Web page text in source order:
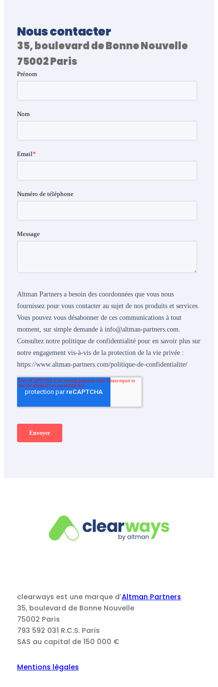
Nous contacter
35, boulevard de Bonne Nouvelle
75002 Paris
clearways est une marque d’Altman Partners
35, boulevard de Bonne Nouvelle
75002 Paris
793 592 031 R.C.S. Paris
SAS au capital de 150 000 €
Mentions légales